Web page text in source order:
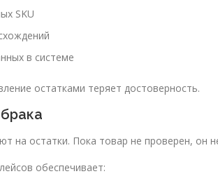
SKU
в системе
остатками теряет достоверность.
на остатки. Пока товар не проверен, он
обеспечивает: